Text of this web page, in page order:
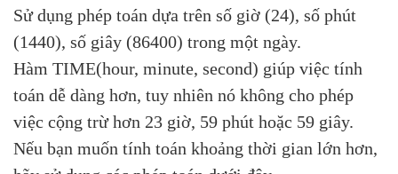
Sử dụng phép toán dựa trên số giờ (24), số phút
(1440), số giây (86400) trong một ngày.
Hàm TIME(hour, minute, second) giúp việc tính
toán dễ dàng hơn, tuy nhiên nó không cho phép
việc cộng trừ hơn 23 giờ, 59 phút hoặc 59 giây.
Nếu bạn muốn tính toán khoảng thời gian lớn hơn,